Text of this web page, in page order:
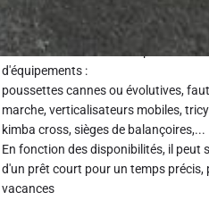
L'association En Avant Les P'tits
Il suffit d'adhérer (10€ par an par
ce dont vous avez besoin parmis une
d'équipements :
poussettes cannes ou évolutives,
marche, verticalisateurs mobiles,
kimba cross, sièges de balançoires,...
En fonction des disponibilités, il peut
d'un prêt court pour un temps précis,
vacances